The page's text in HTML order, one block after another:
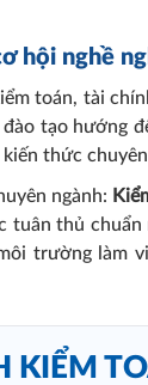
hội nghề
toán, tài
tạo hướng
thức
ngành:
tuân thủ
trường làm
KIỂM